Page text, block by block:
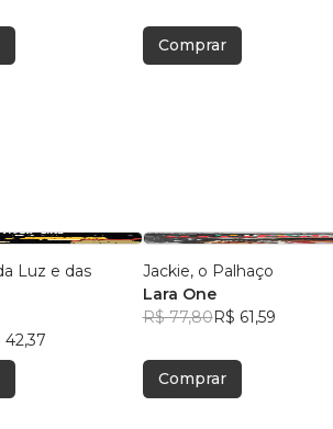
Comprar
Luz e das
42,37
Jackie, o Palhaço
Lara One
R$ 77,80R$ 61,59
Comprar